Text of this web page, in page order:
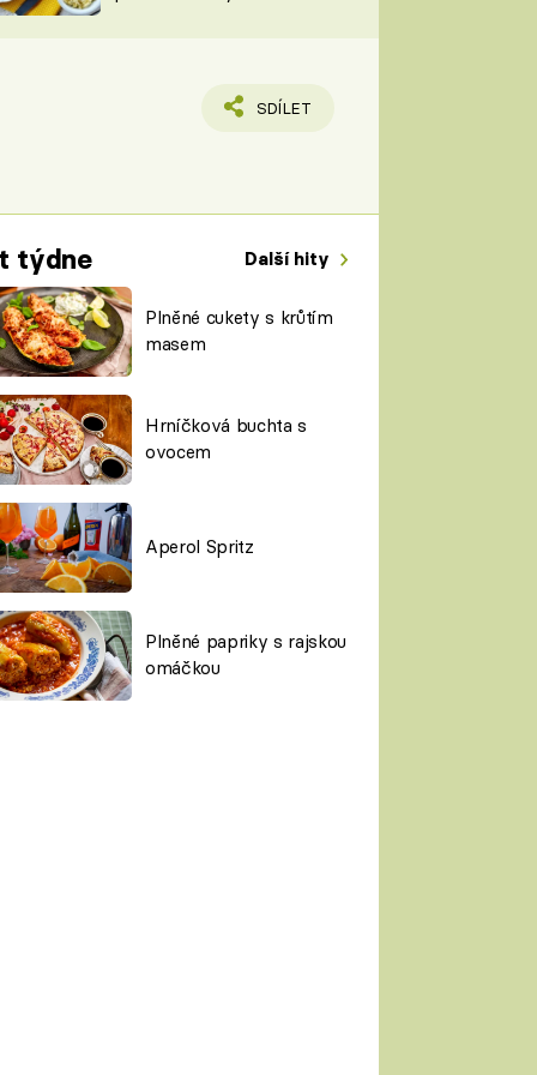
SDÍLET
týdne Další hity
Plněné cukety s krůtím
masem
Hrníčková buchta s
ovocem
Aperol Spritz
Plněné papriky s rajskou
omáčkou